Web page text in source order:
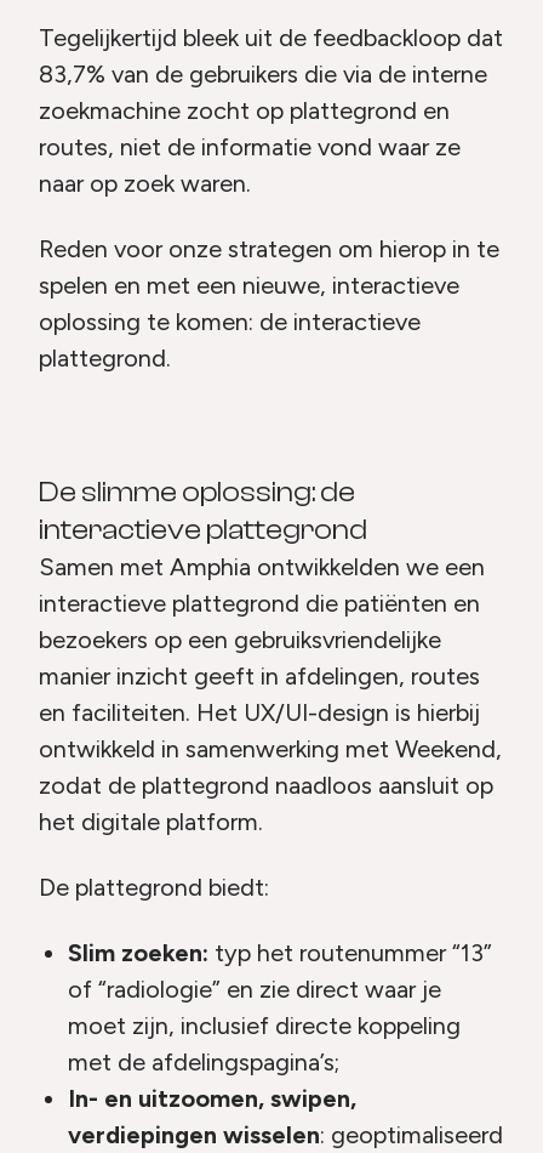
Tegelijkertijd bleek uit de feedbackloop dat
83,7% van de gebruikers die via de interne
zoekmachine zocht op plattegrond en
routes, niet de informatie vond waar ze
naar op zoek waren.
Reden voor onze strategen om hierop in te
spelen en met een nieuwe, interactieve
oplossing te komen: de interactieve
plattegrond.
De slimme oplossing: de
interactieve plattegrond
Samen met Amphia ontwikkelden we een
interactieve plattegrond die patiënten en
bezoekers op een gebruiksvriendelijke
manier inzicht geeft in afdelingen, routes
en faciliteiten. Het UX/UI-design is hierbij
ontwikkeld in samenwerking met Weekend,
zodat de plattegrond naadloos aansluit op
het digitale platform.
De plattegrond biedt:
Slim zoeken: typ het routenummer “13”
of “radiologie” en zie direct waar je
moet zijn, inclusief directe koppeling
met de afdelingspagina’s;
In- en uitzoomen, swipen,
verdiepingen wisselen: geoptimaliseerd